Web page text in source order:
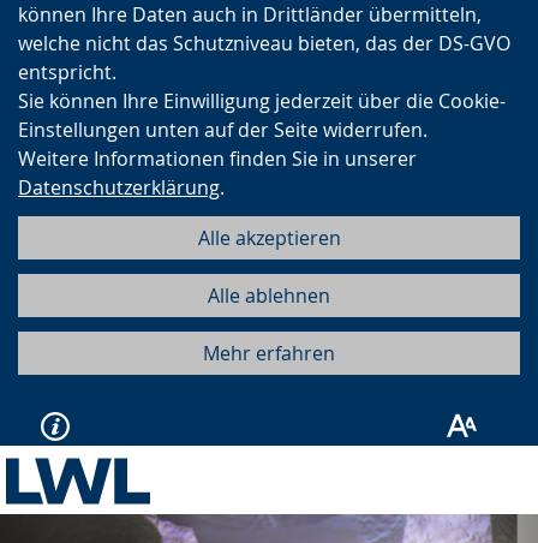
können Ihre Daten auch in Drittländer übermitteln,
welche nicht das Schutzniveau bieten, das der DS-GVO
entspricht.
Sie können Ihre Einwilligung jederzeit über die Cookie-
Einstellungen unten auf der Seite widerrufen.
Weitere Informationen finden Sie in unserer
Datenschutzerklärung.
Alle akzeptieren
Alle ablehnen
Mehr erfahren
Vorherige